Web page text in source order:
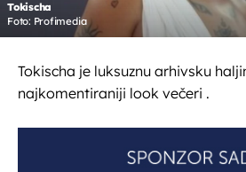
Tokischa
Foto: Profimedia
Tokischa je luksuznu arhivsku
najkomentiraniji look večeri .